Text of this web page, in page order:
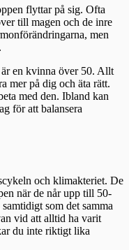
flyttar på sig. Ofta
till magen och de inre
men
en kvinna över 50. Allt
mer på dig och äta rätt.
med den. Ibland kan
för att balansera
och klimakteriet. De
när de når upp till 50-
som det samma
vid att alltid ha varit
du inte riktigt lika